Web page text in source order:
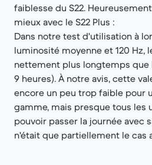
faiblesse du S22.
mieux avec le S22 Plus :
Dans notre test d'utilisation à
luminosité moyenne et 120 Hz,
nettement plus longtemps que
9 heures). À notre avis, cette
encore un peu trop faible pour
gamme, mais presque tous les
pouvoir passer la journée avec
n'était que partiellement le cas